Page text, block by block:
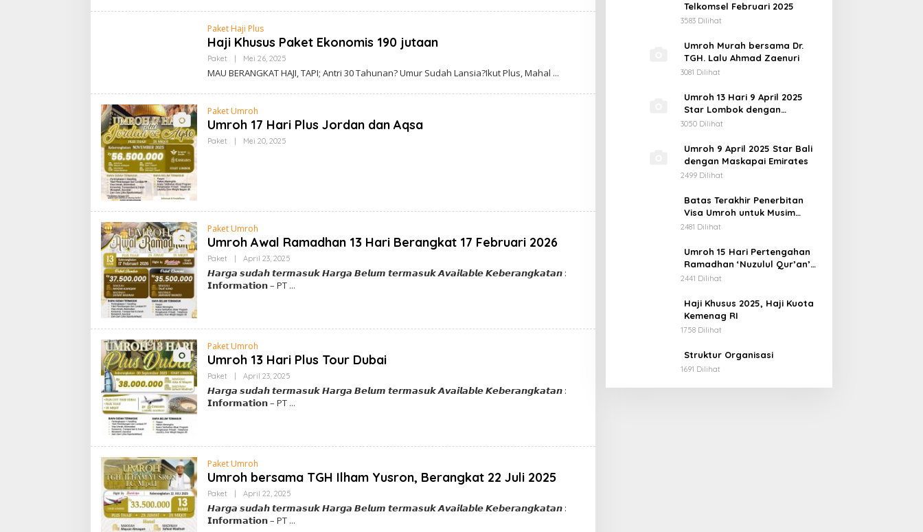
Paket Haji Plus
Haji Khusus Paket Ekonomis 190 jutaan
Paket | Mei 26, 2025
MAU BERANGKAT HAJI, TAPI; Antri 30 Tahunan? Umur Sudah Lansia?Ikut Plus, Mahal
Paket Umroh
Umroh 17 Hari Plus Jordan dan Aqsa
Paket | Mei 20, 2025
Paket Umroh
Umroh Awal Ramadhan 13 Hari Berangkat 17 Februari 2026
Paket | April 23, 2025
𝙃𝙖𝙧𝙜𝙖 𝙨𝙪𝙙𝙖𝙝 𝙩𝙚𝙧𝙢𝙖𝙨𝙪𝙠 𝙃𝙖𝙧𝙜𝙖 𝘽𝙚𝙡𝙪𝙢 𝙩𝙚𝙧𝙢𝙖𝙨𝙪𝙠 𝘼𝙫𝙖𝙞𝙡𝙖𝙗𝙡𝙚 𝙆𝙚𝙗𝙚𝙧𝙖𝙣𝙜𝙠𝙖𝙩𝙖𝙣 :
𝗜𝗻𝗳𝗼𝗿𝗺𝗮𝘁𝗶𝗼𝗻 – PT
Paket Umroh
Umroh 13 Hari Plus Tour Dubai
Paket | April 23, 2025
𝙃𝙖𝙧𝙜𝙖 𝙨𝙪𝙙𝙖𝙝 𝙩𝙚𝙧𝙢𝙖𝙨𝙪𝙠 𝙃𝙖𝙧𝙜𝙖 𝘽𝙚𝙡𝙪𝙢 𝙩𝙚𝙧𝙢𝙖𝙨𝙪𝙠 𝘼𝙫𝙖𝙞𝙡𝙖𝙗𝙡𝙚 𝙆𝙚𝙗𝙚𝙧𝙖𝙣𝙜𝙠𝙖𝙩𝙖𝙣 :
𝗜𝗻𝗳𝗼𝗿𝗺𝗮𝘁𝗶𝗼𝗻 – PT
Paket Umroh
Umroh bersama TGH Ilham Yusron, Berangkat 22 Juli 2025
Paket | April 22, 2025
𝙃𝙖𝙧𝙜𝙖 𝙨𝙪𝙙𝙖𝙝 𝙩𝙚𝙧𝙢𝙖𝙨𝙪𝙠 𝙃𝙖𝙧𝙜𝙖 𝘽𝙚𝙡𝙪𝙢 𝙩𝙚𝙧𝙢𝙖𝙨𝙪𝙠 𝘼𝙫𝙖𝙞𝙡𝙖𝙗𝙡𝙚 𝙆𝙚𝙗𝙚𝙧𝙖𝙣𝙜𝙠𝙖𝙩𝙖𝙣 :
𝗜𝗻𝗳𝗼𝗿𝗺𝗮𝘁𝗶𝗼𝗻 – PT
Telkomsel Februari 2025
3583 Dilihat
Umroh Murah bersama Dr.
TGH. Lalu Ahmad Zaenuri
3081 Dilihat
Umroh 13 Hari 9 April 2025
Star Lombok dengan
Maskapai Emirates
3050 Dilihat
Umroh 9 April 2025 Star Bali
dengan Maskapai Emirates
2499 Dilihat
Batas Terakhir Penerbitan
Visa Umroh untuk Musim
1446H
2481 Dilihat
Umroh 15 Hari Pertengahan
Ramadhan ‘Nuzulul Qur’an’
Berangkat 5 Maret 2025
2441 Dilihat
Haji Khusus 2025, Haji Kuota
Kemenag RI
1758 Dilihat
Struktur Organisasi
1691 Dilihat